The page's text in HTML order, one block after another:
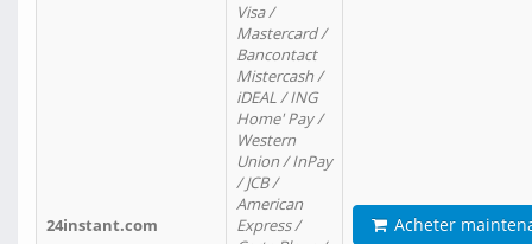
24instant.com
Visa /
Mastercard /
Bancontact
Mistercash /
iDEAL / ING
Home' Pay /
Western
Union / InPay
/ JCB /
American
Express /
Acheter